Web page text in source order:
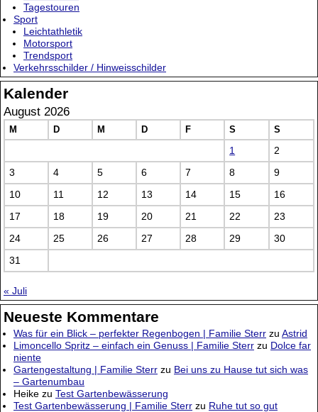
Tagestouren
Sport
Leichtathletik
Motorsport
Trendsport
Verkehrsschilder / Hinweisschilder
Kalender
August 2026
M D M D F S S
1
2
3
4 5 6 7 8
9
10
11 12 13 14 15
16
17
18 19 20 21 22
23
24
25 26 27 28 29
30
31
« Juli
Neueste Kommentare
Was für ein Blick – perfekter Regenbogen | Familie Sterr zu Astrid
Limoncello Spritz – einfach ein Genuss | Familie Sterr zu Dolce far
niente
Gartengestaltung | Familie Sterr zu Bei uns zu Hause tut sich was
– Gartenumbau
Heike zu Test Gartenbewässerung
Test Gartenbewässerung | Familie Sterr zu Ruhe tut so gut